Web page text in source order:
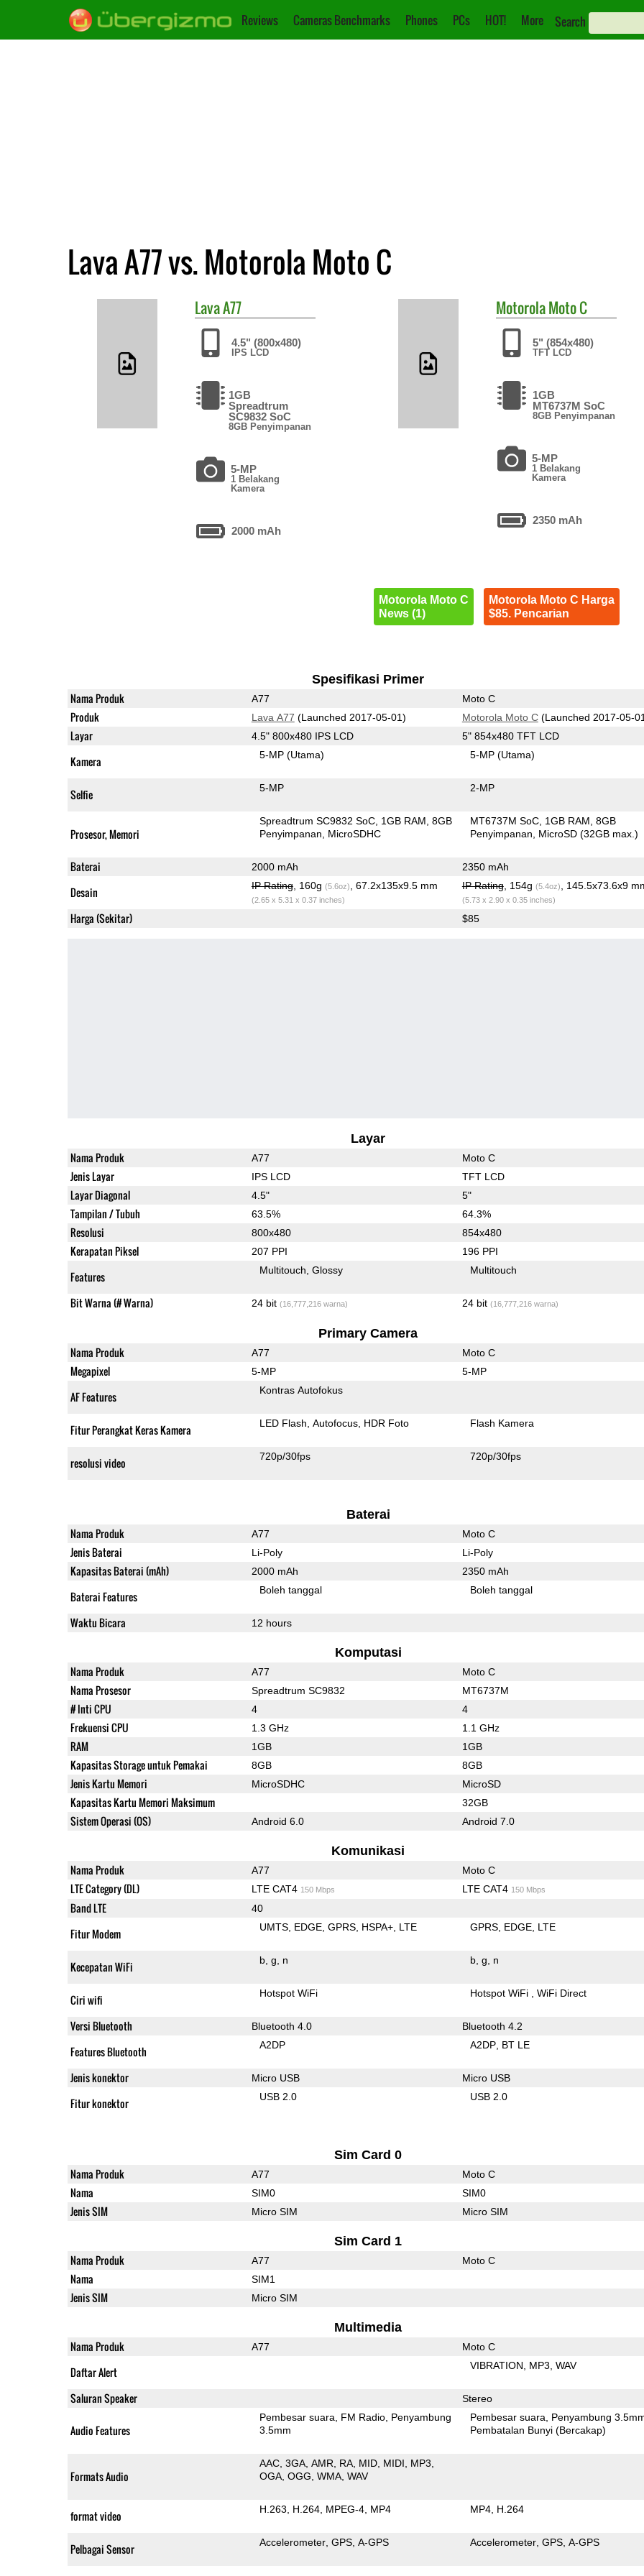
Reviews Cameras Benchmarks Phones PCs HOT! More Search
Lava A77 vs. Motorola Moto C
LavaA77
4.5" (800x480)
IPS LCD
1GB
Spreadtrum
SC9832 SoC
8GB Penyimpanan
5-MP
1 Belakang
Kamera
2000 mAh
MotorolaMoto C
5" (854x480)
TFT LCD
1GB
MT6737M SoC
8GB Penyimpanan
5-MP
1 Belakang
Kamera
2350 mAh
Motorola Moto C
News (1)
Motorola Moto C Harga
$85. Pencarian
Spesifikasi Primer
Nama Produk A77 Moto C
Produk Lava A77 (Launched 2017-05-01) Motorola Moto C(Launched 2017-05-
Layar 4.5" 800x480 IPS LCD 5" 854x480 TFT LCD
Kamera 5-MP(Utama) 5-MP(Utama)
Selfie 5-MP 2-MP
Prosesor, Memori
Spreadtrum SC9832 SoC 1GB RAM 8GB
Penyimpanan
MicroSDHC
MT6737M SoC 1GB RAM 8GB
Penyimpanan
MicroSD (32GB max.)
Baterai 2000 mAh 2350 mAh
Desain IP Rating, 160g (5.6oz) , 67.2x135x9.5 mm
(2.65 x 5.31 x 0.37 inches)
IP Rating, 154g (5.4oz) , 145.5x73.6x9
(5.73 x 2.90 x 0.35 inches)
Harga (Sekitar) $85
Layar
Nama Produk A77 Moto C
Jenis Layar IPS LCD TFT LCD
Layar Diagonal 4.5" 5"
Tampilan / Tubuh 63.5% 64.3%
Resolusi 800x480 854x480
Kerapatan Piksel 207 PPI 196 PPI
Features Multitouch Glossy Multitouch
Bit Warna (# Warna) 24 bit (16,777,216 warna) 24 bit (16,777,216 warna)
Primary Camera
Nama Produk A77 Moto C
Megapixel 5-MP 5-MP
AF Features Kontras Autofokus
Fitur Perangkat Keras Kamera LED Flash Autofocus HDR Foto Flash Kamera
resolusi video 720p/30fps 720p/30fps
Baterai
Nama Produk A77 Moto C
Jenis Baterai Li-Poly Li-Poly
Kapasitas Baterai (mAh) 2000 mAh 2350 mAh
Baterai Features Boleh tanggal Boleh tanggal
Waktu Bicara 12 hours
Komputasi
Nama Produk A77 Moto C
Nama Prosesor Spreadtrum SC9832 MT6737M
# Inti CPU 4 4
Frekuensi CPU 1.3 GHz 1.1 GHz
RAM 1GB 1GB
Kapasitas Storage untuk Pemakai 8GB 8GB
Jenis Kartu Memori MicroSDHC MicroSD
Kapasitas Kartu Memori Maksimum 32GB
Sistem Operasi (OS) Android 6.0 Android 7.0
Komunikasi
Nama Produk A77 Moto C
LTE Category (DL) LTE CAT4 150 Mbps LTE CAT4 150 Mbps
Band LTE 40
Fitur Modem UMTS EDGE GPRS HSPA+ LTE GPRS EDGE LTE
Kecepatan WiFi b g n b g n
Ciri wifi Hotspot WiFi Hotspot WiFi WiFi Direct
Versi Bluetooth Bluetooth 4.0 Bluetooth 4.2
Features Bluetooth A2DP A2DP BT LE
Jenis konektor Micro USB Micro USB
Fitur konektor USB 2.0 USB 2.0
Sim Card 0
Nama Produk A77 Moto C
Nama SIM0 SIM0
Jenis SIM Micro SIM Micro SIM
Sim Card 1
Nama Produk A77 Moto C
Nama SIM1
Jenis SIM Micro SIM
Multimedia
Nama Produk A77 Moto C
Daftar Alert VIBRATION MP3 WAV
Saluran Speaker Stereo
Audio Features
Pembesar suara FM Radio Penyambung
3.5mm
Pembesar suara
Penyambung
Pembatalan Bunyi (Bercakap)
Formats Audio
AAC 3GA AMR RA MID MIDI
MP3
OGA OGG WMA WAV
format video H.263 H.264 MPEG-4 MP4 MP4 H.264
Pelbagai Sensor Accelerometer GPS A-GPS Accelerometer GPS A-GPS